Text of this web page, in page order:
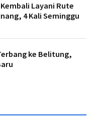
Layani Rute
4 Kali Seminggu
ke Belitung,